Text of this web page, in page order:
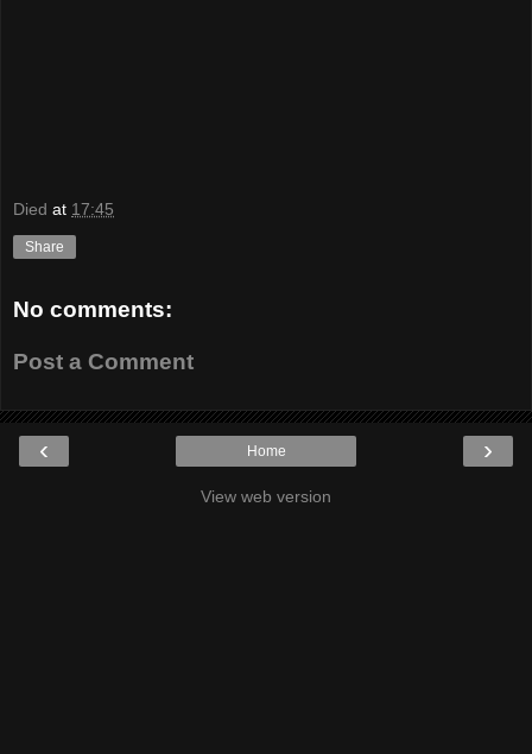
Died at 17:45
Share
No comments:
Post a Comment
‹ ›
Home
View web version